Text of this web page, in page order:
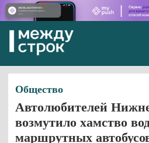
Общество
Автолюбителей
возмутило хамство
маршрутных